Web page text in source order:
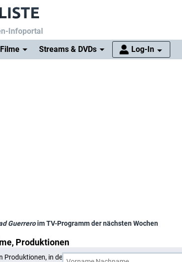
Infoportal
Filme Streams & DVDs Log-In
Guerreroim TV-Programm der nächsten Wochen
Produktionen
Produktionen, in denen Chad Guerrero